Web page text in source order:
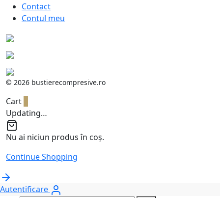
Contact
Contul meu
© 2026 bustierecompresive.ro
Cart
Updating…
Nu ai niciun produs în coș.
Continue Shopping
Autentificare